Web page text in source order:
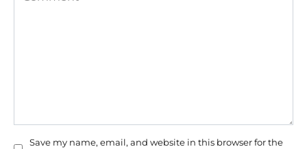
Save my name, email, and website in this browser for the